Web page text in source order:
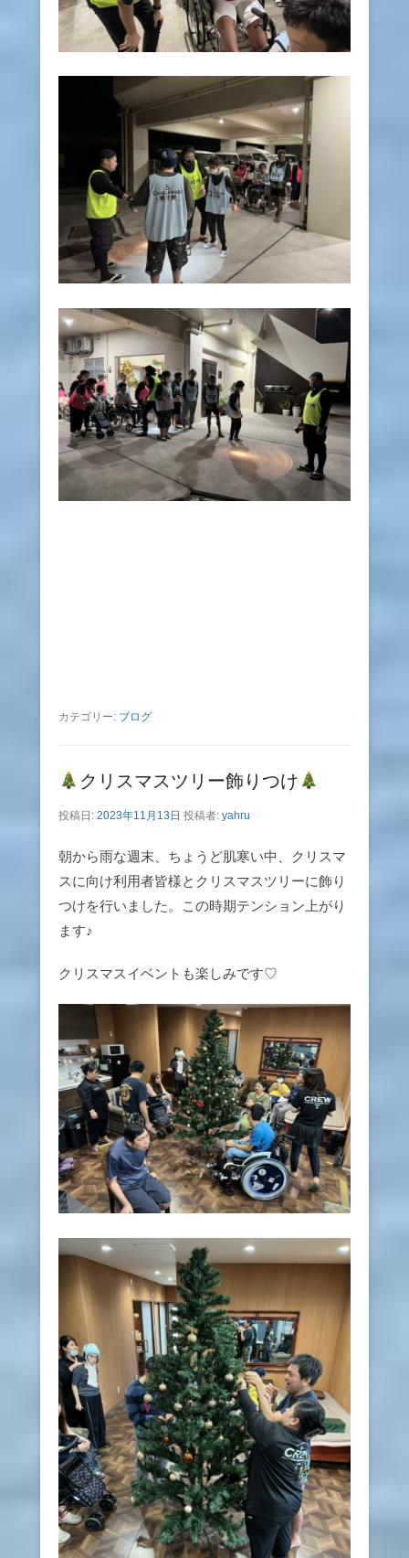
カテゴリー: ブログ
クリスマスツリー飾りつけ
投稿日: 2023年11月13日 投稿者: yahru
朝から雨な週末、ちょうど肌寒い中、クリスマ
スに向け利用者皆様とクリスマスツリーに飾り
つけを行いました。この時期テンション上がり
ます♪
クリスマスイベントも楽しみです♡